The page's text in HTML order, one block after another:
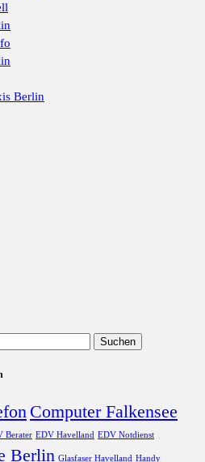
Berlin
Computer Falkensee
Berater EDV Havelland EDV Notdienst
Berlin Glasfaser Havelland Handy